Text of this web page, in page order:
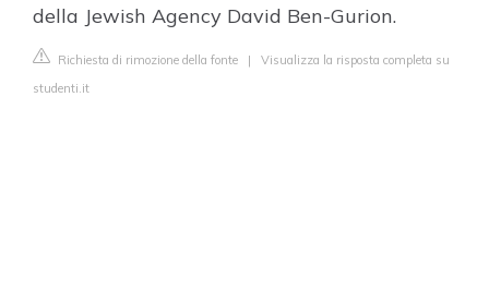
della Jewish Agency David Ben-Gurion.
Richiesta di rimozione della fonte | Visualizza la risposta completa su
studenti.it